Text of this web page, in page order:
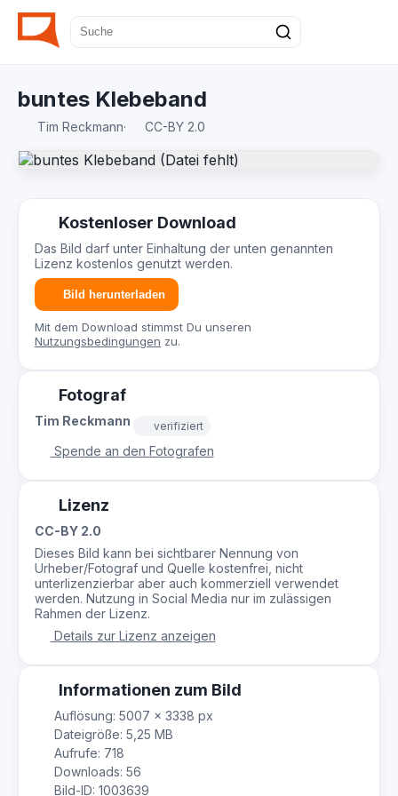
buntes Klebeband
Tim Reckmann· CC-BY 2.0
Kostenloser Download
Das Bild darf unter Einhaltung der unten genannten
Lizenz kostenlos genutzt werden.
Bild herunterladen
Mit dem Download stimmst Du unseren
Nutzungsbedingungen zu.
Fotograf
Tim Reckmann verifiziert
Spende an den Fotografen
Lizenz
CC-BY 2.0
Dieses Bild kann bei sichtbarer Nennung von
Urheber/Fotograf und Quelle kostenfrei, nicht
unterlizenzierbar aber auch kommerziell verwendet
werden. Nutzung in Social Media nur im zulässigen
Rahmen der Lizenz.
Details zur Lizenz anzeigen
Informationen zum Bild
Auflösung: 5007 × 3338 px
Dateigröße: 5,25 MB
Aufrufe: 718
Downloads: 56
Bild-ID: 1003639